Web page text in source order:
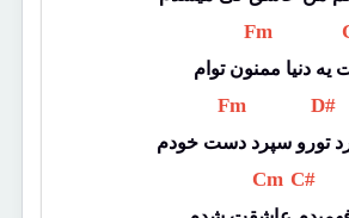
Fm
یه دنیا ممنون توام
Fm D#
تورو سپرد دست خودم
Cm C#